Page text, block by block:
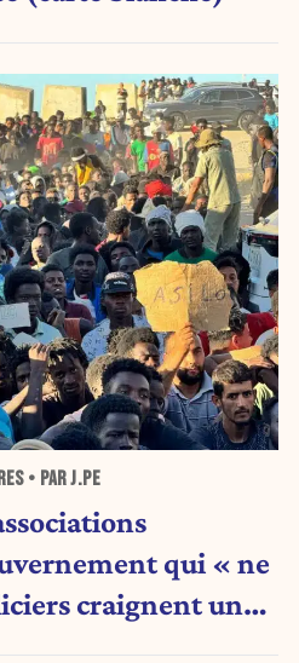
• PAR J.PE
qui « ne
craignent une